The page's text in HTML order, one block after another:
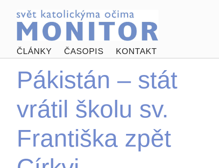
ČLÁNKY ČASOPIS KONTAKT
Pákistán – stát
vrátil školu sv.
Františka zpět